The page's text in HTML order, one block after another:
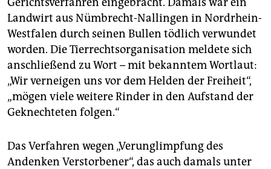
Landwirt aus Nümbrecht-Nallingen in Nordrhein-
Westfalen durch seinen Bullen tödlich verwundet
worden. Die Tierrechtsorganisation meldete sich
anschließend zu Wort – mit bekanntem Wortlaut:
„Wir verneigen uns vor dem Helden der Freiheit“,
„mögen viele weitere Rinder in den Aufstand der
Geknechteten folgen.“
Das Verfahren wegen „Verunglimpfung des
Andenken Verstorbener“, das auch damals unter